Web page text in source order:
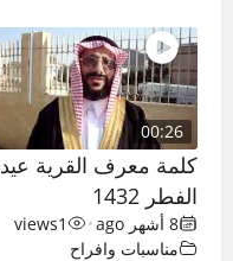
00:26
كلمة معرف القرية عيد
الفطر 1432
8 أشهر ago •
1
views
مناسبات وافراح